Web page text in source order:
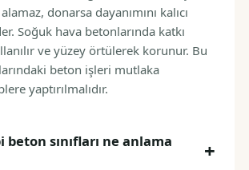
donarsa dayanımını kalıcı
Soğuk hava betonlarında katkı
ve yüzey örtülerek korunur. Bu
beton işleri mutlaka
yaptırılmalıdır.
beton sınıfları ne anlama